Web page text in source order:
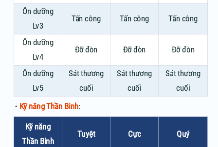
Ôn dưỡng
Lv3
Tấn công Tấn công Tấn công
Ôn dưỡng
Lv4
Đỡ đòn Đỡ đòn Đỡ đòn
Ôn dưỡng
Lv5
Sát thương
cuối
Sát thương
cuối
Sát thương
cuối
Kỹ năng Thần Binh:
Kỹ năng
Thần Binh
Tuyệt Cực Quý